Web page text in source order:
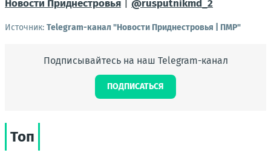
Новости Приднестровья
@rusputnikmd_2
Источник: Telegram-канал "Новости Приднестровья | ПМР"
Подписывайтесь на наш Telegram-канал
ПОДПИСАТЬСЯ
Топ